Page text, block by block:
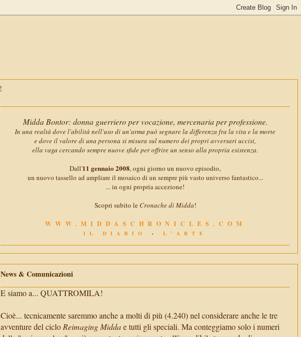
Midda Bontor: donna guerriero per vocazione, mercenaria per professione.
In una realtà dove l'abilità nell'uso di un'arma può segnare la differenza fra la vita e la morte
e dove il valore di una persona si misura sul numero dei propri avversari uccisi,
ella vaga cercando sempre nuove sfide per offrire un senso alla propria esistenza.
Dall'11 gennaio 2008, ogni giorno un nuovo episodio,
un nuovo tassello ad ampliare il mosaico di un sempre più vasto universo fantastico...
... in ogni propria accezione!
Scopri subito le Cronache di Midda!
WWW.MIDDASCHRONICLES.COM
IL DIARIO - L'ARTE
News & Comunicazioni
E siamo a... QUATTROMILA!
Cioè... tecnicamente saremmo anche a molti di più (4.240) nel considerare anche le tre
avventure del cicloReimaging Middae tutti gli speciali. Ma conteggiamo solo i numeri